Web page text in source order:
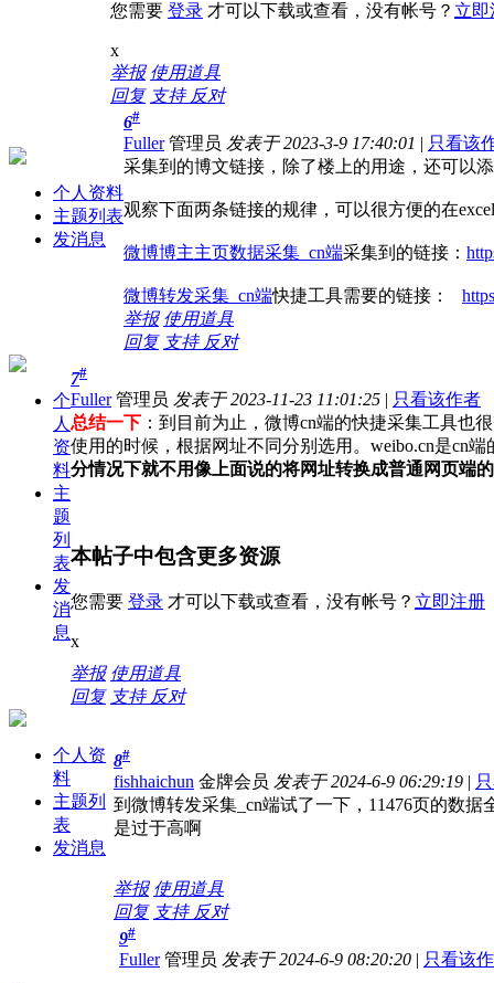
您需要 登录 才可以下载或查看，没有帐号？ 立即
x
举报 使用道具
回复 支持 反对
个人资料
主题列表
发消息
6#
Fuller 管理员 发表于 2023-3-9 17:40:01 | 只看该
采集到的博文链接，除了楼上的用途，还可以
观察下面两条链接的规律，可以很方便的在
微博博主主页数据采集_cn端采集到的链接：
微博转发采集_cn端快捷工具需要的链接：
举报 使用道具
回复 支持 反对
个
人
资
料
主
题
列
表
发
消
息
7#
Fuller 管理员 发表于 2023-11-23 11:01:25 | 只看该作者
总结一下 ：到目前为止，微博cn端的快捷采集工具也
使用的时候，根据网址不同分别选用。weibo.cn是cn端
分情况下就不用像上面说的将网址转换成普通网页端
本帖子中包含更多资源
您需要 登录 才可以下载或查看，没有帐号？ 立即注册
x
举报 使用道具
回复 支持 反对
个人资
料
主题列
表
发消息
8#
fishhaichun 金牌会员 发表于 2024-6-9 06:29:19 |
到微博转发采集_cn端试了一下，11476页的数
是过于高啊
举报 使用道具
回复 支持 反对
9#
Fuller 管理员 发表于 2024-6-9 08:20:20 | 只看该